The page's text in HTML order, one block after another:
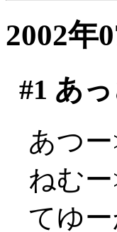
2002年
#1 あ
あつー
ねむー
てゆ